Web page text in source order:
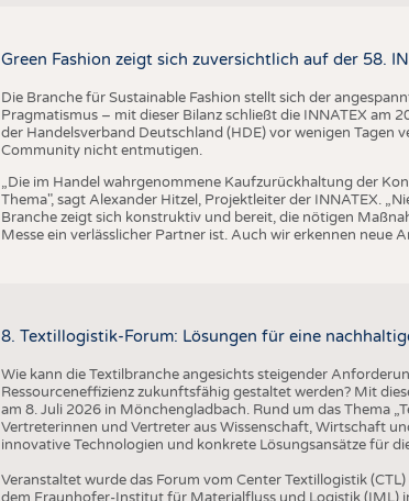
Green Fashion zeigt sich zuversichtlich auf der 58.
Die Branche für Sustainable Fashion stellt sich der
Pragmatismus – mit dieser Bilanz schließt die INNATEX am
der Handelsverband Deutschland (HDE) vor wenigen Tagen
Community nicht entmutigen.
„Die im Handel wahrgenommene Kaufzurückhaltung der
Thema", sagt Alexander Hitzel, Projektleiter der INNATEX.
Branche zeigt sich konstruktiv und bereit, die nötigen
Messe ein verlässlicher Partner ist. Auch wir erkennen neue
8. Textillogistik-Forum: Lösungen für eine
Wie kann die Textilbranche angesichts steigender
Ressourceneffizienz zukunftsfähig gestaltet werden? Mit
am 8. Juli 2026 in Mönchengladbach. Rund um das Thema
Vertreterinnen und Vertreter aus Wissenschaft, Wirtschaft
innovative Technologien und konkrete Lösungsansätze für
Veranstaltet wurde das Forum vom Center Textillogistik
dem Fraunhofer-Institut für Materialfluss und Logistik (IML)